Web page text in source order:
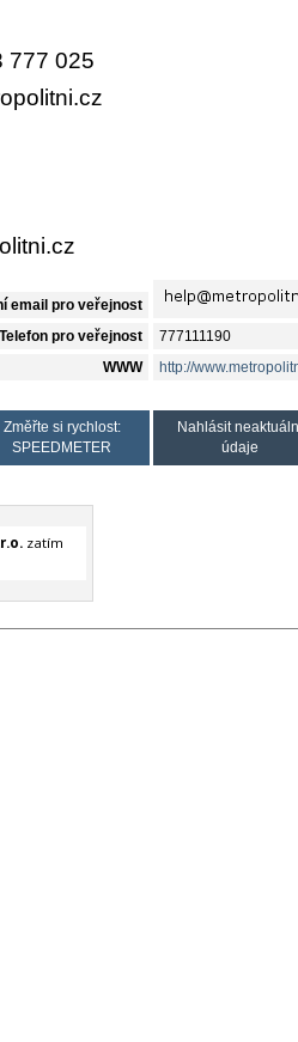
777 025
email pro veřejnost
Telefon pro veřejnost 777111190
WWW http://
Změřte si rychlost:
SPEEDMETER
Nahlásit
údaje
zatím